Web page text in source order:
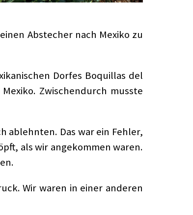
Abstecher nach Mexiko zu
Dorfes Boquillas del
Zwischendurch musste
ablehnten. Das war ein Fehler,
als wir angekommen waren.
Wir waren in einer anderen